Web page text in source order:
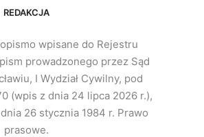
REDAKCJA
wpisane do Rejestru
prowadzonego przez Sąd
I Wydział Cywilny, pod
(wpis z dnia 24 lipca 2026 r.),
26 stycznia 1984 r. Prawo
prasowe.